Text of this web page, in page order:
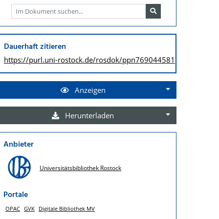
Dauerhaft zitieren
https://purl.uni-rostock.de/rosdok/ppn769044581
Anzeigen
Herunterladen
Anbieter
Universitätsbibliothek Rostock
Portale
OPAC GVK Digitale Bibliothek MV